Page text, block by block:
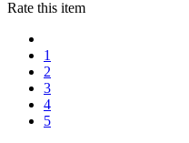
Rate this item
1
2
3
4
5